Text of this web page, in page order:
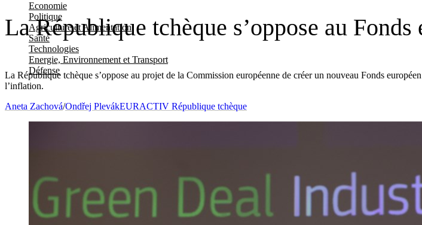
Economie
Politique
Agriculture et Alimentation
Santé
Technologies
Energie, Environnement et Transport
Défense
La République tchèque s’oppose au
La République tchèque s’oppose au projet de la Commission européenne de créer un nouveau Fonds
l’inflation.
Aneta Zachová/Ondřej PlevákEURACTIV République tchèque